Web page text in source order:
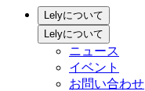
Lelyについて
Lelyについて
ニュース
イベント
お問い合わせ